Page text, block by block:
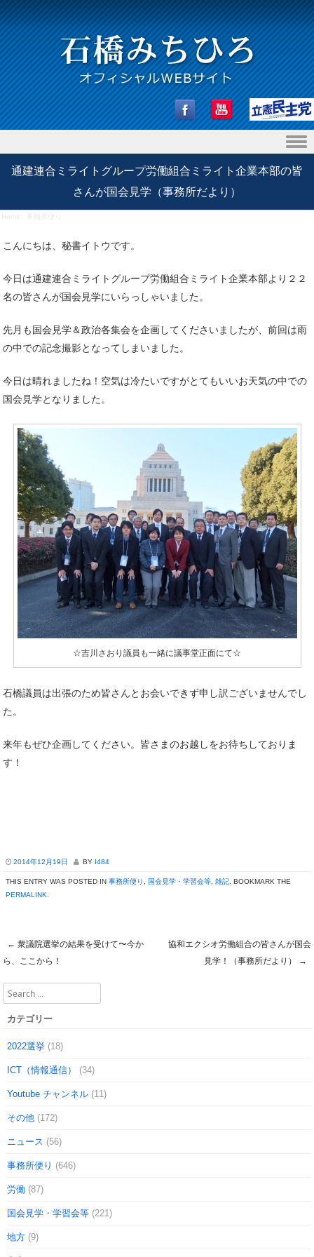
Skip to content
通建連合ミライトグループ労働組合ミライト企業本部の皆
さんが国会見学（事務所だより）
こんにちは、秘書イトウです。
今日は通建連合ミライトグループ労働組合ミライト企業本部より２２
名の皆さんが国会見学にいらっしゃいました。
先月も国会見学＆政治各集会を企画してくださいましたが、前回は雨
の中での記念撮影となってしまいました。
今日は晴れましたね！空気は冷たいですがとてもいいお天気の中での
国会見学となりました。
☆吉川さおり議員も一緒に議事堂正面にて☆
石橋議員は出張のため皆さんとお会いできず申し訳ございませんでし
た。
来年もぜひ企画してください。皆さまのお越しをお待ちしておりま
す！
2014年12月19日 BY I484
THIS ENTRY WAS POSTED IN 事務所便り 国会見学・学習会等 雑記 . BOOKMARK THE
PERMALINK
Post navigation
← 衆議院選挙の結果を受けて〜今か
ら、ここから！
協和エクシオ労働組合の皆さんが国会
見学！（事務所だより）
→
Search
カテゴリー
2022選挙 (18)
ICT（情報通信） (34)
Youtube チャンネル (11)
その他 (172)
ニュース (56)
事務所便り (646)
労働 (87)
国会見学・学習会等 (221)
地方 (9)